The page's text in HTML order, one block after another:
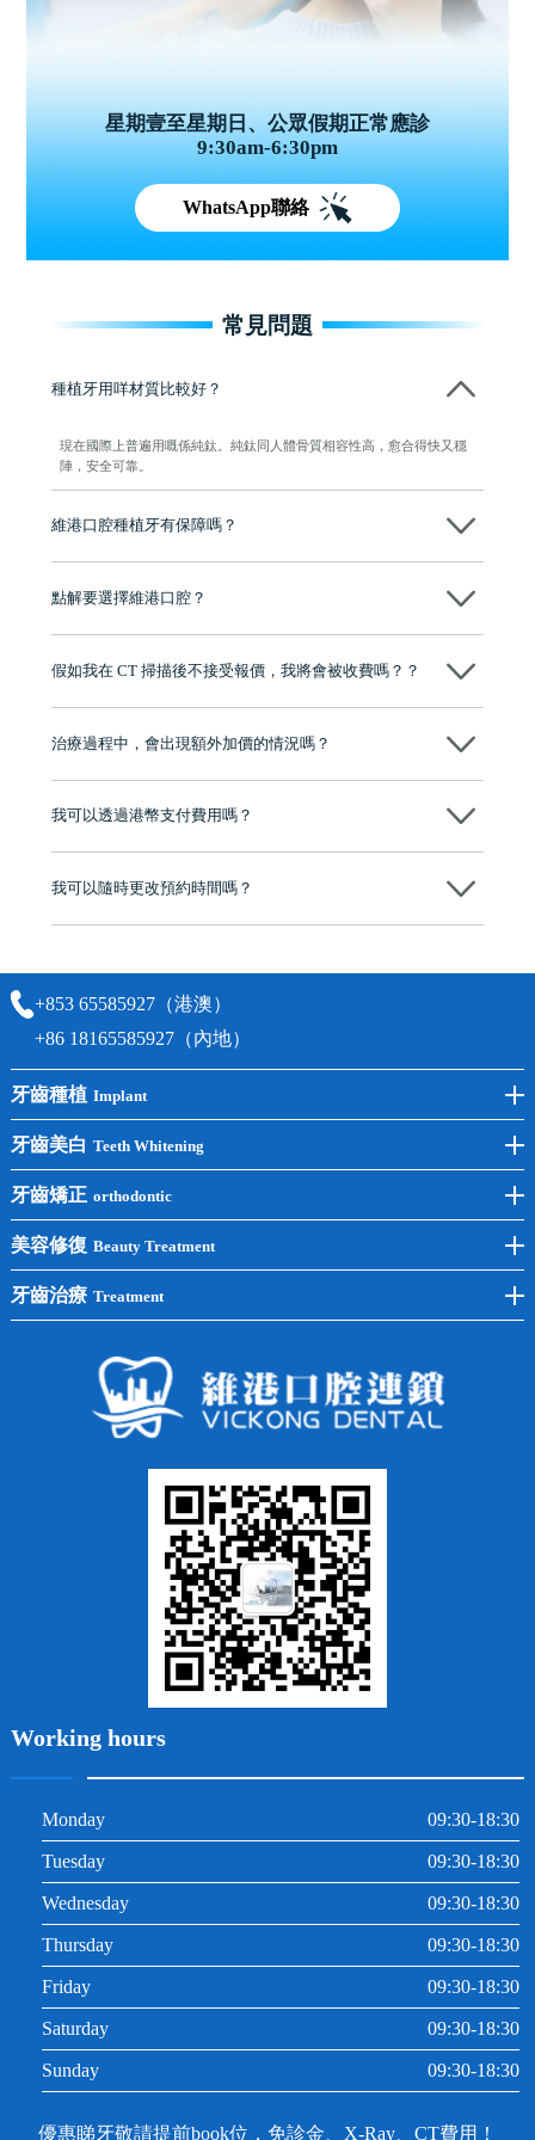
星期壹至星期日、公眾假期正常應診
9:30am-6:30pm
WhatsApp聯絡
常見問題
種植牙用咩材質比較好？
現在國際上普遍用嘅係純鈦。純鈦同人體骨質相容性高，愈合得快又穩
陣，安全可靠。
維港口腔種植牙有保障嗎？
維港口腔全程選用如Nobel、Osstem等國際知名大品牌植體，物料均可溯
保養指導同維護服務，確保種完之後穩定、耐用又安心。
點解要選擇維港口腔？
牌」、「2025香港企業領袖品牌」，是諾貝爾種植系統全球放心植牙中
至今已服務超過三十個國家和地區的顧客，受到粵港澳大灣區及周邊城
有咨詢及服務保障中心，有任何問題都可以隨時預約免費咨詢，讓人十
假如我在 CT 掃描後不接受報價，我將會被收費嗎？？
治療過程中，會出現額外加價的情況嗎？
我可以透過港幣支付費用嗎？
可以。維港口腔會按照當日匯率轉算收取費用，而匯率會及時告知客人
我可以隨時更改預約時間嗎？
+853 65585927（港澳）
+86 18165585927（內地）
牙齒種植 Implant
前牙種植
後牙種植
單顆種植
半口種植
全口種植
牙齒美白 Teeth Whitening
冷光美白
洗牙
黃黑牙
四環素牙
常見問題
牙齒矯正 orthodontic
牙齒矯正
兒童矯正
牙列不齊
美容修復 Beauty Treatment
全瓷牙
牙齒治療 Treatment
Working hours
Monday 09:30-18:30
Tuesday 09:30-18:30
Wednesday 09:30-18:30
Thursday 09:30-18:30
Friday 09:30-18:30
Saturday 09:30-18:30
Sunday 09:30-18:30
優惠睇牙敬請提前book位，免診金、X-Ray、CT費用！